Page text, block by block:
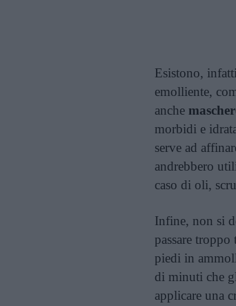
Esistono,
emolliente,
anche
morbidi e
serve ad
andrebbero
caso di oli,
Infine, non si
passare troppo
piedi in
di minuti che
applicare una